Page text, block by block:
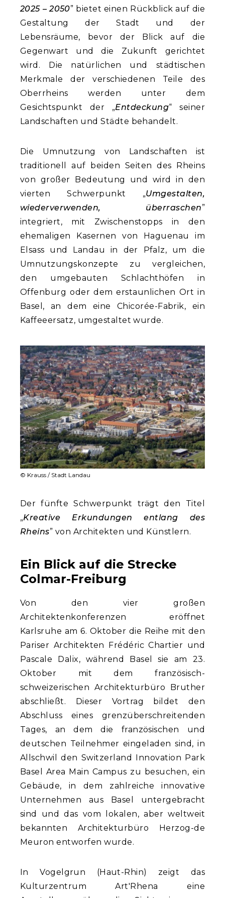
2025 – 2050” bietet einen Rückblick auf die
Gestaltung der Stadt und der
Lebensräume, bevor der Blick auf die
Gegenwart und die Zukunft gerichtet
wird. Die natürlichen und städtischen
Merkmale der verschiedenen Teile des
Oberrheins werden unter dem
Gesichtspunkt der „Entdeckung“ seiner
Landschaften und Städte behandelt.
Die Umnutzung von Landschaften ist
traditionell auf beiden Seiten des Rheins
von großer Bedeutung und wird in den
vierten Schwerpunkt „Umgestalten,
wiederverwenden, überraschen”
integriert, mit Zwischenstopps in den
ehemaligen Kasernen von Haguenau im
Elsass und Landau in der Pfalz, um die
Umnutzungskonzepte zu vergleichen,
den umgebauten Schlachthöfen in
Offenburg oder dem erstaunlichen Ort in
Basel, an dem eine Chicorée-Fabrik, ein
Kaffeeersatz, umgestaltet wurde.
© Krauss / Stadt Landau
Der fünfte Schwerpunkt trägt den Titel
„Kreative Erkundungen entlang des
Rheins” von Architekten und Künstlern.
Ein Blick auf die Strecke
Colmar-Freiburg
Von den vier großen
Architektenkonferenzen eröffnet
Karlsruhe am 6. Oktober die Reihe mit den
Pariser Architekten Frédéric Chartier und
Pascale Dalix, während Basel sie am 23.
Oktober mit dem französisch-
schweizerischen Architekturbüro Bruther
abschließt. Dieser Vortrag bildet den
Abschluss eines grenzüberschreitenden
Tages, an dem die französischen und
deutschen Teilnehmer eingeladen sind, in
Allschwil den Switzerland Innovation Park
Basel Area Main Campus zu besuchen, ein
Gebäude, in dem zahlreiche innovative
Unternehmen aus Basel untergebracht
sind und das vom lokalen, aber weltweit
bekannten Architekturbüro Herzog-de
Meuron entworfen wurde.
In Vogelgrun (Haut-Rhin) zeigt das
Kulturzentrum Art'Rhena eine